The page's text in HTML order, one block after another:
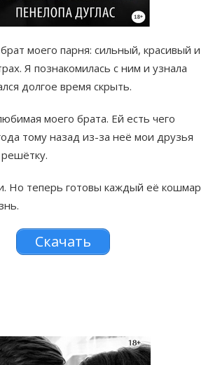
моего парня: сильный, красивый и
Я познакомилась с ним и узнала
долгое время скрыть.
моего брата. Ей есть чего
тому назад из-за неё мои друзья
Но теперь готовы каждый её кошмар
Скачать